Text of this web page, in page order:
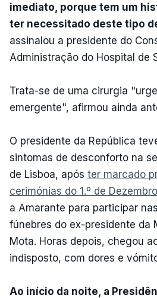
imediato, porque tem um
ter necessitado deste tipo
assinalou a presidente do
Administração do Hospital de
Trata-se de uma cirurgia
emergente", afirmou ainda
O presidente da República
sintomas de desconforto na
de Lisboa, após ter marcado
cerimónias do 1.º de Dezembro
a Amarante para participar
fúnebres do ex-presidente da
Mota. Horas depois, chegou
indisposto, com dores e
Ao início da noite, a